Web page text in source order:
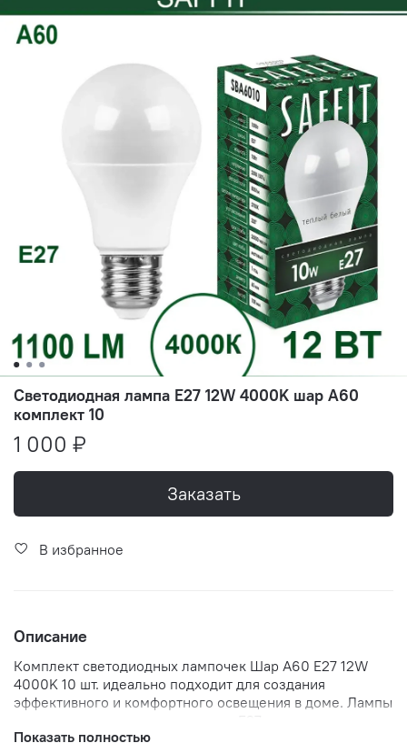
Светодиодная лампа E27 12W 4000K шар A60
комплект 10
1 000 ₽
Заказать
В избранное
Описание
Комплект светодиодных лампочек Шар A60 E27 12W
4000K 10 шт. идеально подходит для создания
эффективного и комфортного освещения в доме. Лампы
универсальным выбором для большинства потолочных
Показать полностью